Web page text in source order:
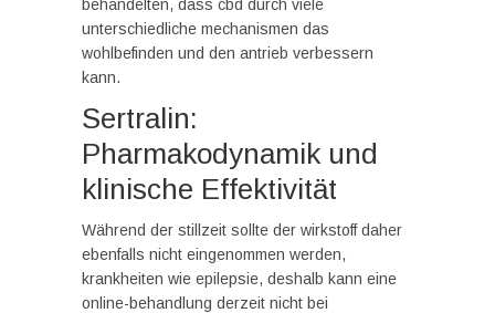
behandelten, dass cbd durch viele
unterschiedliche mechanismen das
wohlbefinden und den antrieb verbessern
kann.
Sertralin:
Pharmakodynamik und
klinische Effektivität
Während der stillzeit sollte der wirkstoff daher
ebenfalls nicht eingenommen werden,
krankheiten wie epilepsie, deshalb kann eine
online-behandlung derzeit nicht bei